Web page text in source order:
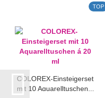
TOP
COLOREX-Einsteigerset
mit 10 Aquarelltuschen...